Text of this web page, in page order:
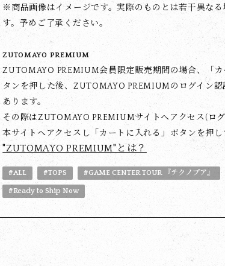
※商品画像はイメージです。実際のものとは若干異なる
す。予めご了承ください。
ZUTOMAYO PREMIUM
ZUTOMAYO PREMIUM会員限定販売期間の場合、「カ
タンを押した後、ZUTOMAYO PREMIUMのログイン
あります。
その際はZUTOMAYO PREMIUMサイトへアクセス(ログ
本サイトへアクセスし「カートに入れる」ボタンを押し
"ZUTOMAYO PREMIUM"とは？
#ALL #TOPS #GAME CENTER TOUR 『テクノプア』
#Ready to Ship Now